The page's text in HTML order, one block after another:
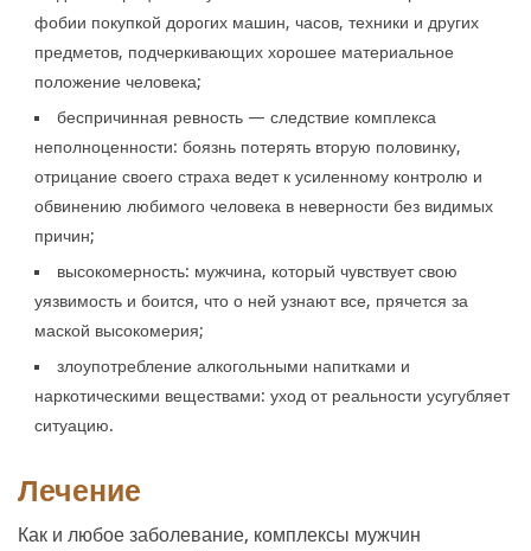
фобии покупкой дорогих машин, часов, техники и других
предметов, подчеркивающих хорошее материальное
положение человека;
беспричинная ревность — следствие комплекса
неполноценности: боязнь потерять вторую половинку,
отрицание своего страха ведет к усиленному контролю и
обвинению любимого человека в неверности без видимых
причин;
высокомерность: мужчина, который чувствует свою
уязвимость и боится, что о ней узнают все, прячется за
маской высокомерия;
злоупотребление алкогольными напитками и
наркотическими веществами: уход от реальности усугубляет
ситуацию.
Лечение
Как и любое заболевание, комплексы мужчин